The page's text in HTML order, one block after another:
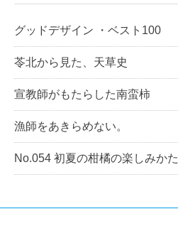
グッドデザイン ・ベスト100
苓北から見た、天草史
宣教師がもたらした南蛮柿
漁師をあきらめない。
No.054 初夏の柑橘の楽しみかた